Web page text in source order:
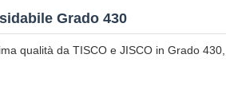
Grado 430
qualità da TISCO e JISCO in Grado